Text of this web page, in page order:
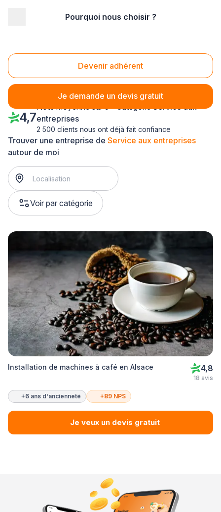
Pourquoi nous choisir ?
Devenir adhérent
Je demande un devis gratuit
Service aux entreprises Aveyron (12)
Trouver une entreprise de Service aux entreprises
autour de moi
Voir par catégorie
4,7
Note moyenne sur 5 - CatégorieService aux
entreprises
2 500 clients nous ont déjà fait confiance
Installation de machines à café en Alsace 4,8
18 avis
+6 ans d'ancienneté +89 NPS
Je veux un devis gratuit